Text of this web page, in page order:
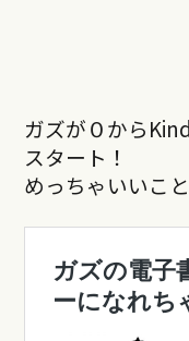
ガズが０から
スタート！
めっちゃいいこ